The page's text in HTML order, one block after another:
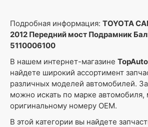
Подробная информация: TOYOTA
2012 Передний мост Подрамник
5110006100
В нашем интернет-магазине
найдете широкий ассортимент
различных моделей автомобилей.
можно искать по марке автомобиля,
оригинальному номеру OEM.
В этой категории вы найдете